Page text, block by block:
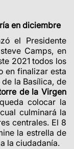
en diciembre
el Presidente
Camps, en
2021 todos los
en finalizar esta
la Basílica, de
de la Virgen
colocar la
culminará la
centrales. El 8
la estrella de
la ciudadanía.